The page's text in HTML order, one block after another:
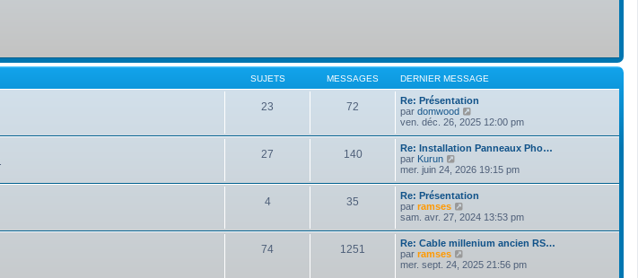
SUJETS MESSAGES DERNIER MESSAGE
23 72
Re: Présentation
par domwood
o
r
e
d
e
r
i
e
r
m
e
s
ven. déc. 26, 2025 12:00 pm
27 140
Re: Installation Panneaux Pho…
par Kurun
o
l
e
d
e
r
n
i
mer. juin 24, 2026 19:15 pm
4 35
Re: Présentation
par ramses
o
r
l
e
d
sam. avr. 27, 2024 13:53 pm
74 1251
Re: Cable millenium ancien RS…
par ramses
o
mer. sept. 24, 2025 21:56 pm